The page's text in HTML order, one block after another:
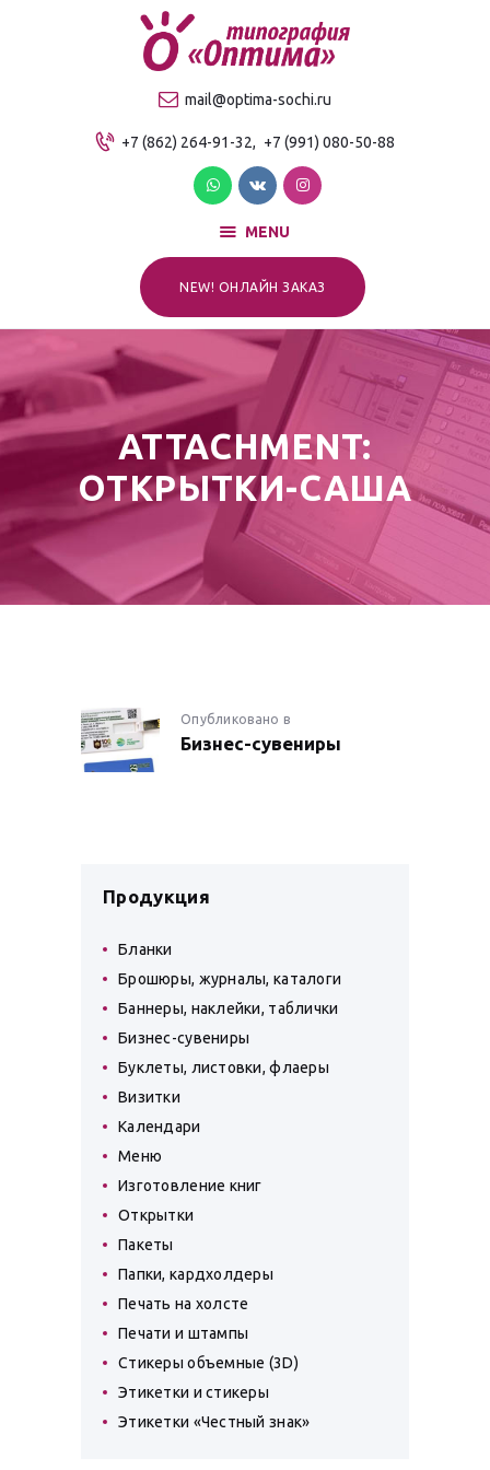
mail@optima-sochi.ru
+7 (862) 264-91-32, +7 (991) 080-50-88
MENU
NEW! ОНЛАЙН ЗАКАЗ
ATTACHMENT:
ОТКРЫТКИ-САША
Качественная типография в Сочи
О компании
Продукция
Услуги
Прайс-лист
Для клиентов
НАВИГАЦИЯ
ПО
Опубликовано вПредыдущая
запись:
Бизнес-сувениры
Продукция
Бланки
Брошюры, журналы, каталоги
Баннеры, наклейки, таблички
Бизнес-сувениры
Буклеты, листовки, флаеры
Визитки
Календари
Меню
Изготовление книг
Открытки
Пакеты
Папки, кардхолдеры
Печать на холсте
Печати и штампы
Стикеры объемные (3D)
Этикетки и стикеры
Этикетки «Честный знак»